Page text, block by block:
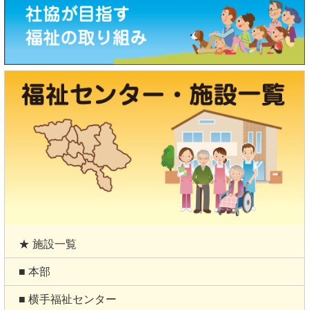
★ 施設一覧
■ 本部
■ 横手福祉センター